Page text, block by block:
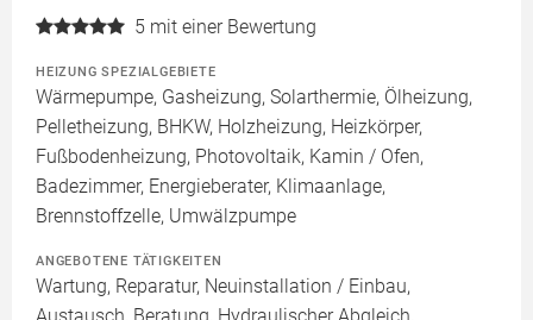
5 mit einer Bewertung
HEIZUNG SPEZIALGEBIETE
Wärmepumpe, Gasheizung, Solarthermie, Ölheizung,
Pelletheizung, BHKW, Holzheizung, Heizkörper,
Fußbodenheizung, Photovoltaik, Kamin / Ofen,
Badezimmer, Energieberater, Klimaanlage,
Brennstoffzelle, Umwälzpumpe
ANGEBOTENE TÄTIGKEITEN
Wartung, Reparatur, Neuinstallation / Einbau,